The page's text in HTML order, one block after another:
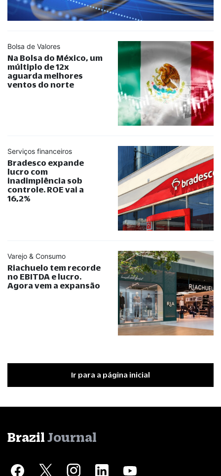
Bolsa de Valores
Na Bolsa do México, um
múltiplo de 12x
aguarda melhores
ventos do norte
Serviços financeiros
Bradesco expande
lucro com
inadimplência sob
controle. ROE vai a
16,2%
Varejo & Consumo
Riachuelo tem recorde
no EBITDA e lucro.
Agora vem a expansão
Ir para a página inicial
Brazil Journal